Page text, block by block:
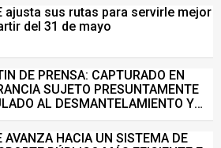
ajusta sus rutas para servirle mejor
del 31 de mayo
DE PRENSA: CAPTURADO EN
SUJETO PRESUNTAMENTE
AL DESMANTELAMIENTO Y
ILEGAL DE INFRAESTRUCTURA DEL
DE TRANSPORTE MASIVO
AVANZA HACIA UN SISTEMA DE